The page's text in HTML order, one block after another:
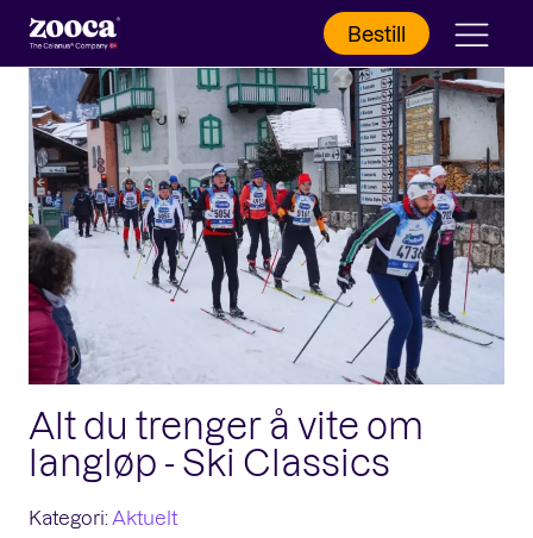
Bestill
Alt du trenger å vite om
langløp - Ski Classics
Kategori: Aktuelt